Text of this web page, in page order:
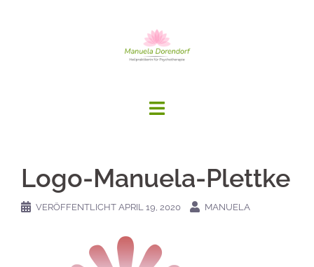
Logo-Manuela-Plettke
VERÖFFENTLICHT APRIL 19, 2020 MANUELA